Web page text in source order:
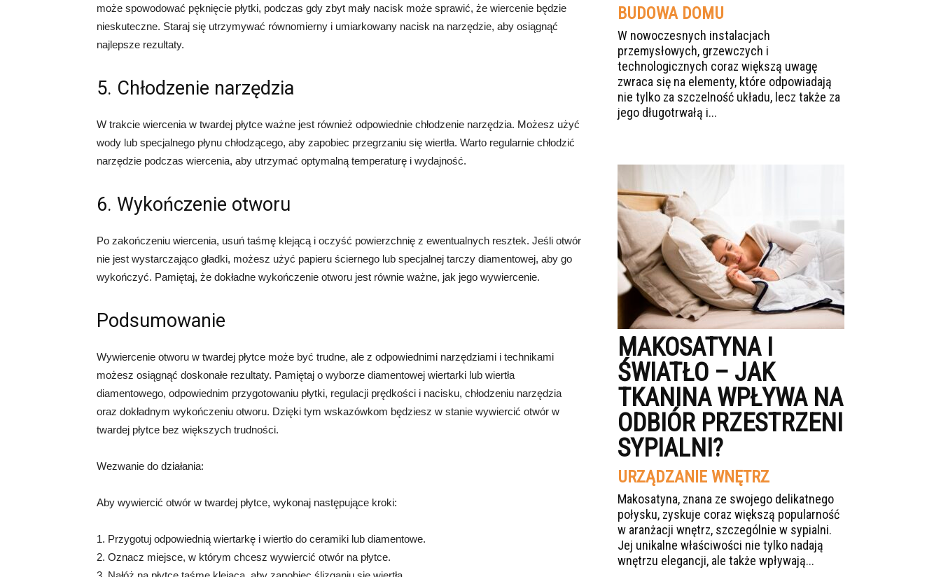
może spowodować pęknięcie płytki, podczas gdy zbyt mały nacisk może sprawić, że wiercenie będzie
nieskuteczne. Staraj się utrzymywać równomierny i umiarkowany nacisk na narzędzie, aby osiągnąć
najlepsze rezultaty.
5. Chłodzenie narzędzia
W trakcie wiercenia w twardej płytce ważne jest również odpowiednie chłodzenie narzędzia. Możesz użyć
wody lub specjalnego płynu chłodzącego, aby zapobiec przegrzaniu się wiertła. Warto regularnie chłodzić
narzędzie podczas wiercenia, aby utrzymać optymalną temperaturę i wydajność.
6. Wykończenie otworu
Po zakończeniu wiercenia, usuń taśmę klejącą i oczyść powierzchnię z ewentualnych resztek. Jeśli otwór
nie jest wystarczająco gładki, możesz użyć papieru ściernego lub specjalnej tarczy diamentowej, aby go
wykończyć. Pamiętaj, że dokładne wykończenie otworu jest równie ważne, jak jego wywiercenie.
Podsumowanie
Wywiercenie otworu w twardej płytce może być trudne, ale z odpowiednimi narzędziami i technikami
możesz osiągnąć doskonałe rezultaty. Pamiętaj o wyborze diamentowej wiertarki lub wiertła
diamentowego, odpowiednim przygotowaniu płytki, regulacji prędkości i nacisku, chłodzeniu narzędzia
oraz dokładnym wykończeniu otworu. Dzięki tym wskazówkom będziesz w stanie wywiercić otwór w
twardej płytce bez większych trudności.
Wezwanie do działania:
Aby wywiercić otwór w twardej płytce, wykonaj następujące kroki:
1. Przygotuj odpowiednią wiertarkę i wiertło do ceramiki lub diamentowe.
2. Oznacz miejsce, w którym chcesz wywiercić otwór na płytce.
BUDOWA DOMU
W nowoczesnych instalacjach
przemysłowych, grzewczych i
technologicznych coraz większą uwagę
zwraca się na elementy, które odpowiadają
nie tylko za szczelność układu, lecz także za
jego długotrwałą i...
MAKOSATYNA I
ŚWIATŁO – JAK
TKANINA WPŁYWA NA
ODBIÓR PRZESTRZENI
SYPIALNI?
URZĄDZANIE WNĘTRZ
Makosatyna, znana ze swojego delikatnego
połysku, zyskuje coraz większą popularność
w aranżacji wnętrz, szczególnie w sypialni.
Jej unikalne właściwości nie tylko nadają
wnętrzu elegancji, ale także wpływają...